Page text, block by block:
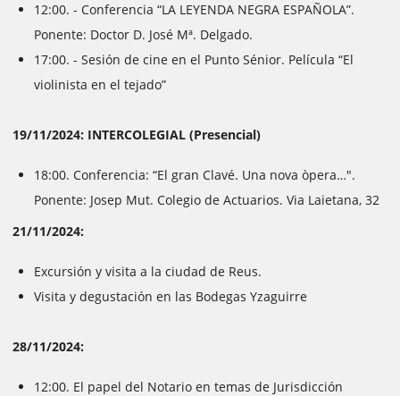
12:00. - Conferencia “LA LEYENDA NEGRA ESPAÑOLA”.
Ponente: Doctor D. José Mª. Delgado.
17:00. - Sesión de cine en el Punto Sénior. Película “El
violinista en el tejado”
19/11/2024: INTERCOLEGIAL (Presencial)
18:00. Conferencia: “El gran Clavé. Una nova òpera…".
Ponente: Josep Mut. Colegio de Actuarios. Via Laietana, 32
21/11/2024:
Excursión y visita a la ciudad de Reus.
Visita y degustación en las Bodegas Yzaguirre
28/11/2024:
12:00. El papel del Notario en temas de Jurisdicción